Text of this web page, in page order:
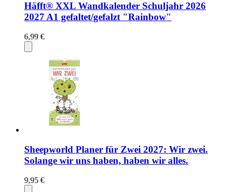
Häfft® XXL Wandkalender Schuljahr 2026
2027 A1 gefaltet/gefalzt "Rainbow"
6,99 €
Sheepworld Planer für Zwei 2027: Wir zwei.
Solange wir uns haben, haben wir alles.
9,95 €